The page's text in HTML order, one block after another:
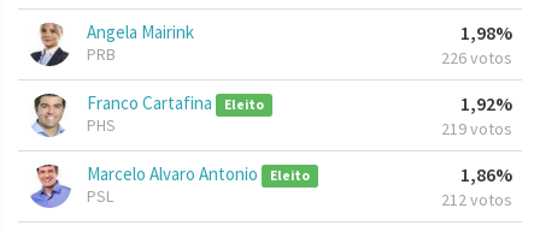
Angela Mairink
PRB
1,98%
226 votos
Franco Cartafina Eleito
PHS
1,92%
219 votos
Marcelo Alvaro Antonio Eleito
PSL
1,86%
212 votos